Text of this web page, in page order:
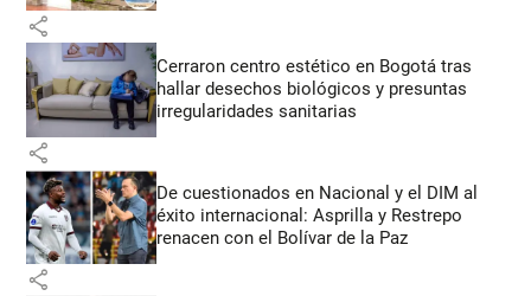
share
Cerraron centro estético en Bogotá tras
hallar desechos biológicos y presuntas
irregularidades sanitarias
share
De cuestionados en Nacional y el DIM al
éxito internacional: Asprilla y Restrepo
renacen con el Bolívar de la Paz
share